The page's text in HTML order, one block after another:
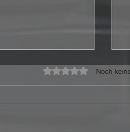
Mit 0 von 5 Sternen
Noch